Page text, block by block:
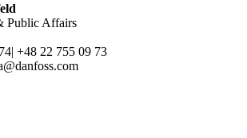
Public Affairs
+48 22 755 09 73